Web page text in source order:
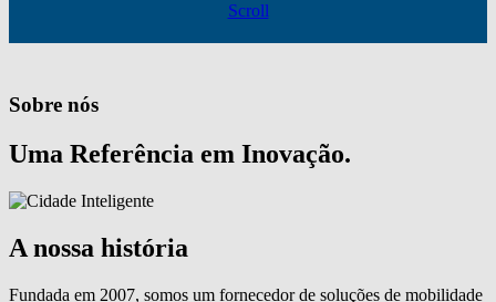
Scroll
Sobre nós
Uma Referência em Inovação.
A nossa história
Fundada em 2007, somos um fornecedor de soluções de mobilidade